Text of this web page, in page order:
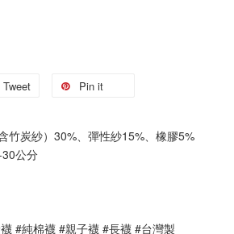
Tweet Pin it
竹炭紗）30%、彈性紗15%、橡膠5%
公分
#純棉襪 #親子襪 #長襪 #台灣製